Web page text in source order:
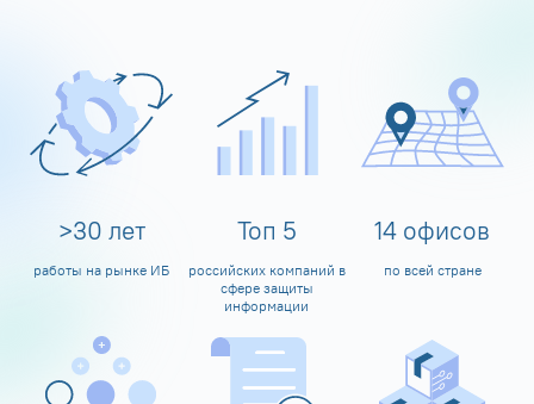
>30 лет
работы на рынке ИБ
Топ 5
российских компаний в
сфере защиты
информации
14 офисов
по всей стране